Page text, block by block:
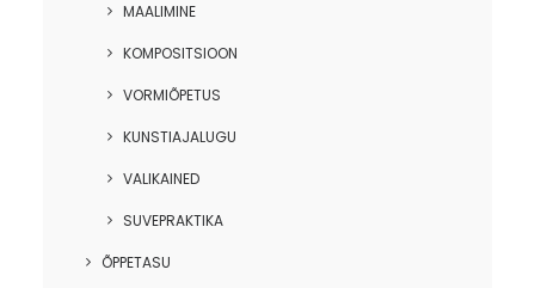
MAALIMINE
KOMPOSITSIOON
VORMIÕPETUS
KUNSTIAJALUGU
VALIKAINED
SUVEPRAKTIKA
ÕPPETASU